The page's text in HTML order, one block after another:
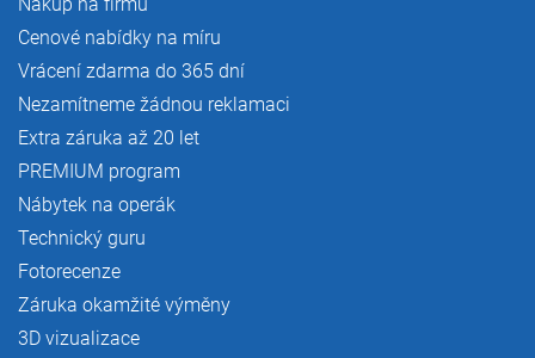
Cenové nabídky na míru
Vrácení zdarma do 365 dní
Nezamítneme žádnou reklamaci
Extra záruka až 20 let
PREMIUM program
Nábytek na operák
Technický guru
Fotorecenze
Záruka okamžité výměny
3D vizualizace